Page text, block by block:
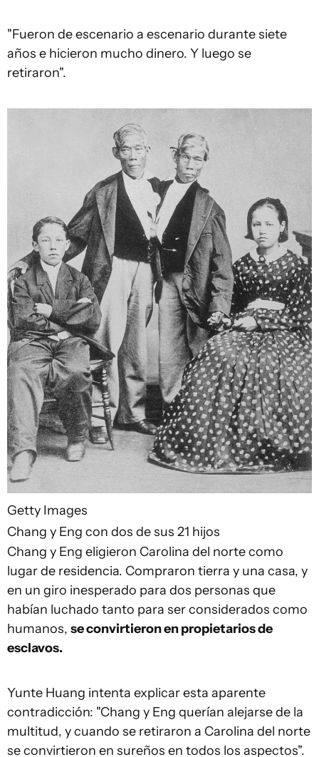
"Fueron de escenario a escenario durante siete
años e hicieron mucho dinero. Y luego se
retiraron".
Getty Images
Chang y Eng con dos de sus 21 hijos
Chang y Eng eligieron Carolina del norte como
lugar de residencia. Compraron tierra y una casa, y
en un giro inesperado para dos personas que
habían luchado tanto para ser considerados como
humanos, se convirtieron en propietarios de
esclavos.
Yunte Huang intenta explicar esta aparente
contradicción: "Chang y Eng querían alejarse de la
multitud, y cuando se retiraron a Carolina del norte
se convirtieron en sureños en todos los aspectos".